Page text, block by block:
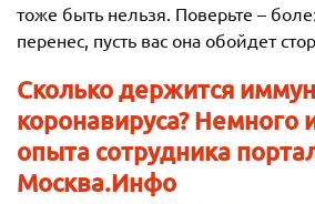
тоже быть нельзя. Поверьте –
перенес, пусть вас она обойдет
Сколько держится
коронавируса? Немного
опыта сотрудника
Москва.Инфо